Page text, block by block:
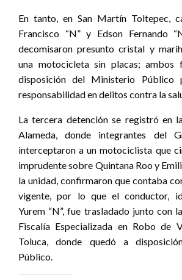
En tanto, en San Martín Toltepec,
Francisco “N” y Edson Fernando
decomisaron presunto cristal y
una motocicleta sin placas; ambos
disposición del Ministerio Público
responsabilidad en delitos contra la
La tercera detención se registró en
Alameda, donde integrantes del
interceptaron a un motociclista que
imprudente sobre Quintana Roo y
la unidad, confirmaron que contaba
vigente, por lo que el conductor,
Yurem “N”, fue trasladado junto con
Fiscalía Especializada en Robo de
Toluca, donde quedó a
Público.